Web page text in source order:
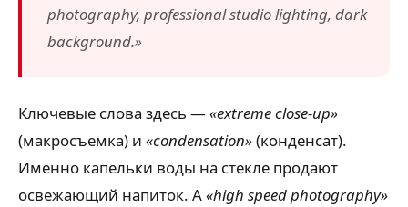
photography, professional studio lighting, dark
background.»
Ключевые слова здесь —«extreme close-up»
(макросъемка) и «condensation»(конденсат).
Именно капельки воды на стекле продают
освежающий напиток. А«high speed photography»